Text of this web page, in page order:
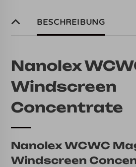
BESCHREIBUNG
Nanolex
Windscreen
Concentrate
Nanolex WCWC
Windscreen